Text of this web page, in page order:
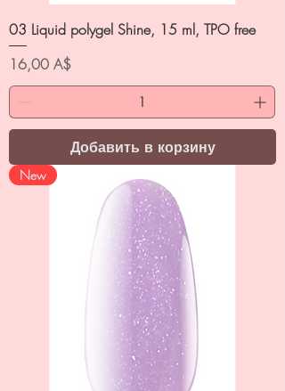
03 Liquid polygel Shine, 15 ml, TPO free
Цена
16,00 A$
Добавить в корзину
New